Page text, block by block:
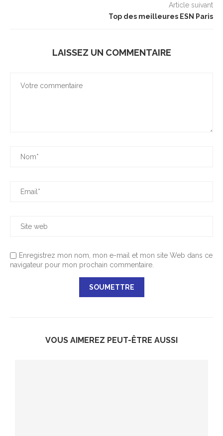
Article suivant
Top des meilleures ESN Paris
LAISSEZ UN COMMENTAIRE
Enregistrez mon nom, mon e-mail et mon site Web dans ce
navigateur pour mon prochain commentaire.
VOUS AIMEREZ PEUT-ÊTRE AUSSI